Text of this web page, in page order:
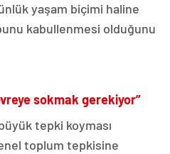
yaşam biçimi haline
kabullenmesi olduğunu
sokmak gerekiyor”
tepki koyması
toplum tepkisine